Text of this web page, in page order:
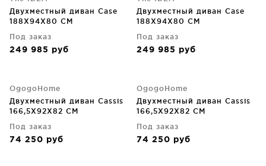
Двухместный диван Case
188X94X80 CM
Под заказ
249 985 руб
Двухместный диван Case
188X94X80 CM
Под заказ
249 985 руб
OgogoHome
Двухместный диван Cassis
166,5X92X82 CM
Под заказ
74 250 руб
OgogoHome
Двухместный диван Cassis
166,5X92X82 CM
Под заказ
74 250 руб